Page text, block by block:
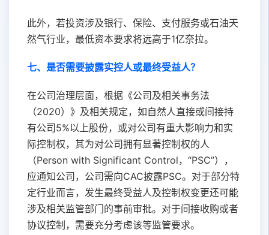
此外，若投资涉及银行、保险、支付服务或石油天
然气行业，最低资本要求将远高于1亿奈拉。
七、是否需要披露实控人或最终受益人？
在公司治理层面，根据《公司及相关事务法
（2020）》及相关规定，如自然人直接或间接持
有公司5%以上股份，或对公司有重大影响力和实
际控制权，其为对公司拥有显著控制权的人
（Person with Significant Control，“PSC”），
应通知公司，公司需向CAC披露PSC。对于部分特
定行业而言，发生最终受益人及控制权变更还可能
涉及相关监管部门的事前审批。对于间接收购或者
协议控制，需要充分考虑该等监管要求。